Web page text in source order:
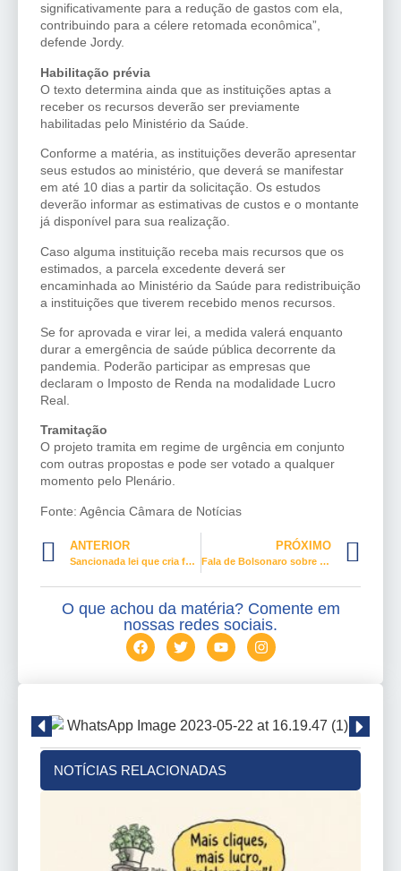
significativamente para a redução de gastos com ela,
contribuindo para a célere retomada econômica”,
defende Jordy.
Habilitação prévia
O texto determina ainda que as instituições aptas a
receber os recursos deverão ser previamente
habilitadas pelo Ministério da Saúde.
Conforme a matéria, as instituições deverão apresentar
seus estudos ao ministério, que deverá se manifestar
em até 10 dias a partir da solicitação. Os estudos
deverão informar as estimativas de custos e o montante
já disponível para sua realização.
Caso alguma instituição receba mais recursos que os
estimados, a parcela excedente deverá ser
encaminhada ao Ministério da Saúde para redistribuição
a instituições que tiverem recebido menos recursos.
Se for aprovada e virar lei, a medida valerá enquanto
durar a emergência de saúde pública decorrente da
pandemia. Poderão participar as empresas que
declaram o Imposto de Renda na modalidade Lucro
Real.
Tramitação
O projeto tramita em regime de urgência em conjunto
com outras propostas e pode ser votado a qualquer
momento pelo Plenário.
Fonte: Agência Câmara de Notícias
ANTERIOR
Sancionada lei que cria formulário de avaliação de risco para mulheres vítimas de violência
PRÓXIMO
Fala de Bolsonaro sobre China causa polêmica em reunião da CRE com chanceler
O que achou da matéria? Comente em
nossas redes sociais.
NOTÍCIAS RELACIONADAS